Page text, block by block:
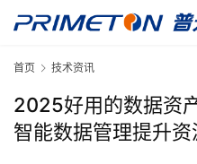
首页 技术资讯
2025好用的数据资
智能数据管理提升资